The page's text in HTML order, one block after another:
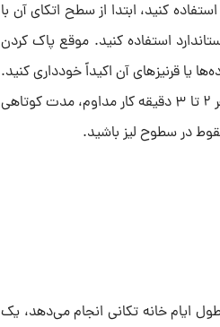
کنید، ابتدا از سطح اتکای آن با
استفاده کنید. موقع پاک کردن
یا قرنیزهای آن اکیداً خودداری کنید.
هنگام شست و شوی بخش‌های فوقانی در، پنجره و دیوار، پس از هر ۲ تا ۳ دقیقه کار مداوم، مدت کوتاهی
در سطوح لیز باشید.
طول ایام خانه تکانی انجام می‌دهد، یک